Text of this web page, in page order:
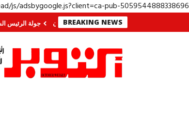
js/adsbygoogle.js?client=ca-pub-5059544888338696
BREAKING NEWS
الجنوب؟ معركة لا تُرى.. وحراس لا ينامون جولة الرئيس السيسي